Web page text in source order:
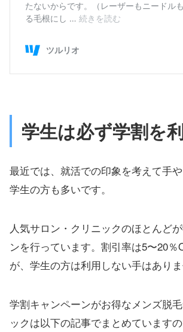
学生は必ず学割を
最近では、就活での印象を考えて手
学生の方も多いです。
人気サロン・クリニックのほとんど
ンを行っています。割引率は5〜20％
が、学生の方は利用しない手はありま
学割キャンペーンがお得なメンズ脱
ックは以下の記事でまとめています